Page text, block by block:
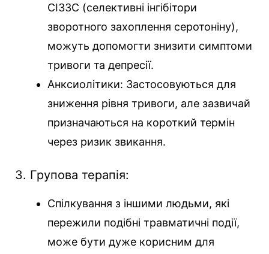
СІЗЗС (селективні інгібітори
зворотного захоплення серотоніну),
можуть допомогти знизити симптоми
тривоги та депресії.
Анксиолітики: Застосовуються для
зниження рівня тривоги, але зазвичай
призначаються на короткий термін
через ризик звикання.
3. Групова терапія:
Спілкування з іншими людьми, які
пережили подібні травматичні події,
може бути дуже корисним для